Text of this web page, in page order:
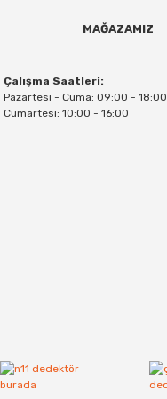
MAĞAZAMIZ
Çalışma Saatleri:
Pazartesi - Cuma: 09:00 - 18:00
Cumartesi: 10:00 - 16:00